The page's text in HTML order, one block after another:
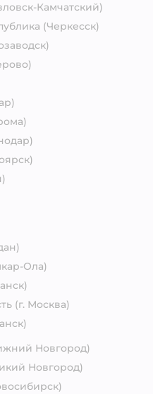
Камчатский)
(Черкесск)
Ола)
(г. Москва)
Новгород)
Новгород)